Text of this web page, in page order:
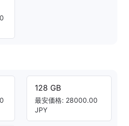
128 GB
最安価格: 28000.00
JPY